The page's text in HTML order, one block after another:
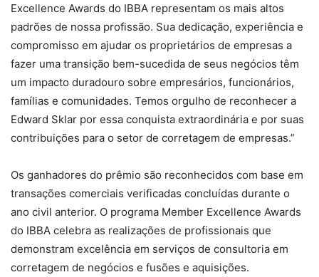
Excellence Awards do IBBA representam os mais altos
padrões de nossa profissão. Sua dedicação, experiência e
compromisso em ajudar os proprietários de empresas a
fazer uma transição bem-sucedida de seus negócios têm
um impacto duradouro sobre empresários, funcionários,
famílias e comunidades. Temos orgulho de reconhecer a
Edward Sklar por essa conquista extraordinária e por suas
contribuições para o setor de corretagem de empresas.”
Os ganhadores do prêmio são reconhecidos com base em
transações comerciais verificadas concluídas durante o
ano civil anterior. O programa Member Excellence Awards
do IBBA celebra as realizações de profissionais que
demonstram excelência em serviços de consultoria em
corretagem de negócios e fusões e aquisições.